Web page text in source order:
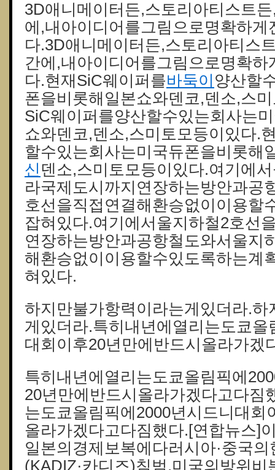
3D애니메이터든,스토리아티스트
에,내아이디어를그림으로명확하게
다.3D애니메이터든,스토리아티스
간에,내아이디어를그림으로명확
다.현재SiC웨이퍼를바둑이 양산할
폰을비롯해일본쇼와덴코,덴소,스
SiC웨이퍼를양산할수있는회사는
쇼와덴코,덴소,스미토모등이있다.
할수있는회사는미국듀폰을비롯해
신 덴소,스미토모등이있다.여기에
라국제도시까지연장하는방안과공
호선을직접연결해환승없이이용할
잡혀있다.여기에서울지하철2호선
연장하는방안과공항철도와서울지
해환승없이이용할수있도록하는계
혀있다.
하지만불가항력이라는게있더라.하
게있더라.특히내년에열리는도쿄올
대회이후20년만에반드시올라가겠
특히내년에열리는도쿄올림픽에
20년만에반드시올라가겠다고다짐
는도쿄올림픽에2000년시드니대회
올라가겠다고다짐했다.[연합뉴스]
일본의경제보복에다러시아·중국
(KADIZ·카디즈)침범,미국의방위비